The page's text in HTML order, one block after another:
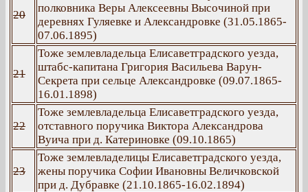
20
полковника Веры Алексеевны Высочиной при
деревнях Гуляевке и Александровке (31.05.1865-
07.06.1895)
21
Тоже землевладельца Елисаветградского уезда,
штабс-капитана Григория Васильева Варун-
Секрета при сельце Александровке (09.07.1865-
16.01.1898)
22
Тоже землевладельца Елисаветградского уезда,
отставного поручика Виктора Александрова
Вуича при д. Катериновке (09.10.1865)
23
Тоже землевладелицы Елисаветградского уезда,
жены поручика Софии Ивановны Величковской
при д. Дубравке (21.10.1865-16.02.1894)